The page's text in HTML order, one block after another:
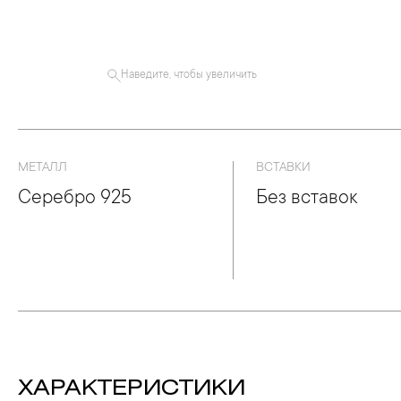
Наведите, чтобы увеличить
МЕТАЛЛ
Серебро 925
ВСТАВКИ
Без вставок
ХАРАКТЕРИСТИКИ